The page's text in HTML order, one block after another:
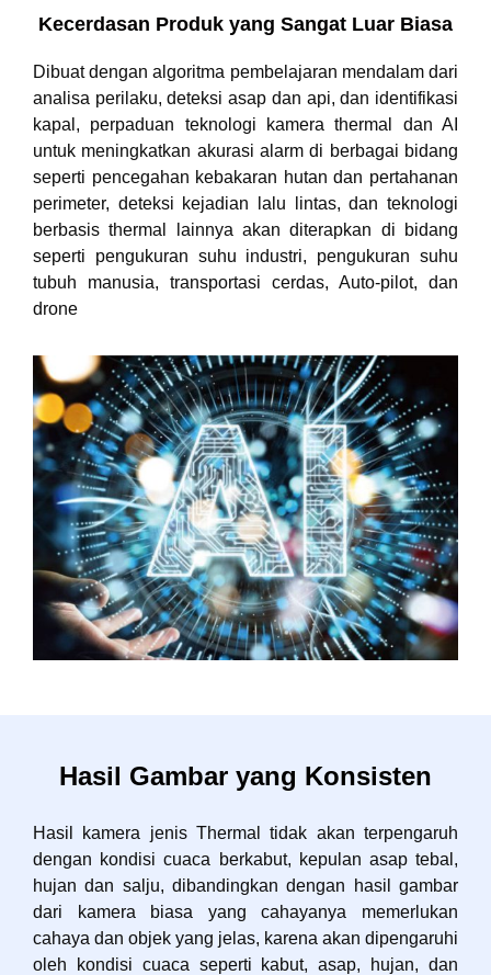
Kecerdasan Produk yang Sangat Luar Biasa
Dibuat dengan algoritma pembelajaran mendalam dari
analisa perilaku, deteksi asap dan api, dan identifikasi
kapal, perpaduan teknologi kamera thermal dan AI
untuk meningkatkan akurasi alarm di berbagai bidang
seperti pencegahan kebakaran hutan dan pertahanan
perimeter, deteksi kejadian lalu lintas, dan teknologi
berbasis thermal lainnya akan diterapkan di bidang
seperti pengukuran suhu industri, pengukuran suhu
tubuh manusia, transportasi cerdas, Auto-pilot, dan
drone
Hasil Gambar yang Konsisten
Hasil kamera jenis Thermal tidak akan terpengaruh
dengan kondisi cuaca berkabut, kepulan asap tebal,
hujan dan salju, dibandingkan dengan hasil gambar
dari kamera biasa yang cahayanya memerlukan
cahaya dan objek yang jelas, karena akan dipengaruhi
oleh kondisi cuaca seperti kabut, asap, hujan, dan